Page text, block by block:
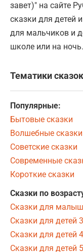
завет)" на сайте
сказки для детей
для мальчиков и
школе или на ночь.
Тематики сказок
Популярные:
Бытовые сказки
Волшебные сказки
Советские сказки
Современные
Короткие сказки
Сказки по
Сказки для
Сказки для детей
Сказки для детей
Сказки для детей